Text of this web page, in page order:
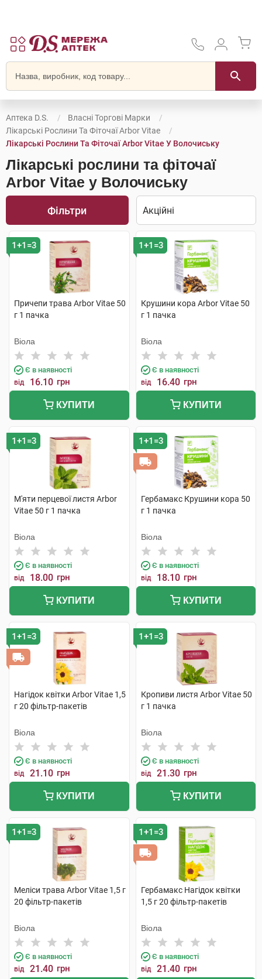
Аптека D.S.
Власні Торгові Марки
Лікарські Рослини Та Фіточаї Arbor Vitae
Лікарські Рослини Та Фіточаї Arbor Vitae У Волочиську
Лікарські рослини та фіточаї
Arbor Vitae у Волочиську
Фільтри
1+1=3
Причепи трава Arbor Vitae 50
г 1 пачка
Віола
Є в наявності
від 16.10 грн
КУПИТИ
1+1=3
Крушини кора Arbor Vitae 50
г 1 пачка
Віола
Є в наявності
від 16.40 грн
КУПИТИ
1+1=3
М'яти перцевої листя Arbor
Vitae 50 г 1 пачка
Віола
Є в наявності
від 18.00 грн
КУПИТИ
1+1=3
Гербамакс Крушини кора 50
г 1 пачка
Віола
Є в наявності
від 18.10 грн
КУПИТИ
1+1=3
Нагідок квітки Arbor Vitae 1,5
г 20 фільтр-пакетів
Віола
Є в наявності
від 21.10 грн
КУПИТИ
1+1=3
Кропиви листя Arbor Vitae 50
г 1 пачка
Віола
Є в наявності
від 21.30 грн
КУПИТИ
1+1=3
Меліси трава Arbor Vitae 1,5 г
20 фільтр-пакетів
Віола
Є в наявності
від 21.40 грн
1+1=3
Гербамакс Нагідок квітки
1,5 г 20 фільтр-пакетів
Віола
Є в наявності
від 21.40 грн